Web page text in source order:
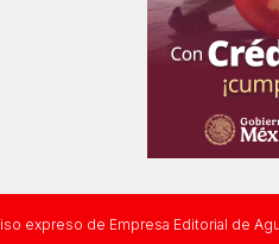
expreso de Empresa Editorial de